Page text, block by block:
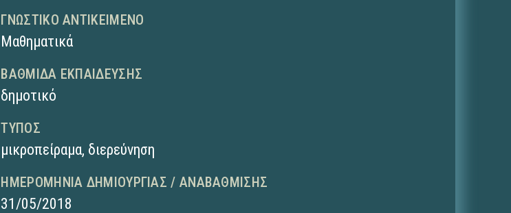
ΓΝΩΣΤΙΚΌ ΑΝΤΙΚΕΊΜΕΝΟ
Μαθηματικά
ΒΑΘΜΊΔΑ ΕΚΠΑΊΔΕΥΣΗΣ
δημοτικό
ΤΎΠΟΣ
μικροπείραμα, διερεύνηση
ΗΜΕΡΟΜΗΝΊΑ ΔΗΜΙΟΥΡΓΊΑΣ / ΑΝΑΒΆΘΜΙΣΗΣ
31/05/2018